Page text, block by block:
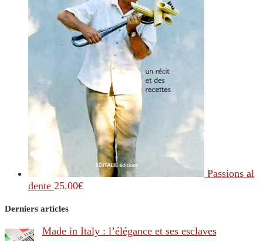
Passions al
dente 25.00€
Derniers articles
Made in Italy : l’élégance et ses esclaves